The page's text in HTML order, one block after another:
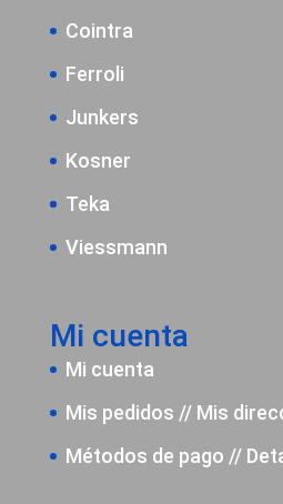
Cointra
Ferroli
Junkers
Kosner
Teka
Viessmann
Mi cuenta
Mi cuenta
Mis pedidos // Mis
Métodos de pago //